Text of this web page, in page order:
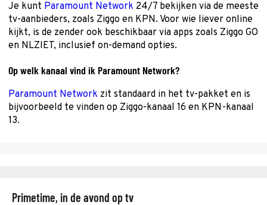
Je kunt Paramount Network 24/7 bekijken via de meeste
tv-aanbieders, zoals Ziggo en KPN. Voor wie liever online
kijkt, is de zender ook beschikbaar via apps zoals Ziggo GO
en NLZIET, inclusief on-demand opties.
Op welk kanaal vind ik Paramount Network?
Paramount Network zit standaard in het tv-pakket en is
bijvoorbeeld te vinden op Ziggo-kanaal 16 en KPN-kanaal
13.
Primetime, in de avond op tv